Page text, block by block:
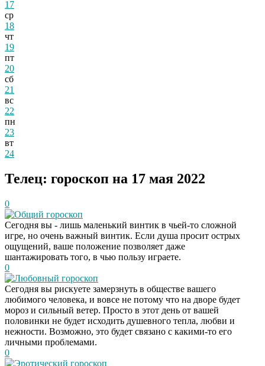
17
ср
18
чт
19
пт
20
сб
21
вс
22
пн
23
вт
24
Телец: гороскоп на 17 мая 2022
0
Общий гороскоп
Сегодня вы - лишь маленький винтик в чьей-то сложной
игре, но очень важный винтик. Если душа просит острых
ощущений, ваше положение позволяет даже
шантажировать того, в чью пользу играете.
0
Любовный гороскоп
Сегодня вы рискуете замерзнуть в обществе вашего
любимого человека, и вовсе не потому что на дворе будет
мороз и сильный ветер. Просто в этот день от вашей
половинки не будет исходить душевного тепла, любви и
нежности. Возможно, это будет связано с какими-то его
личными проблемами.
0
Эротический гороскоп